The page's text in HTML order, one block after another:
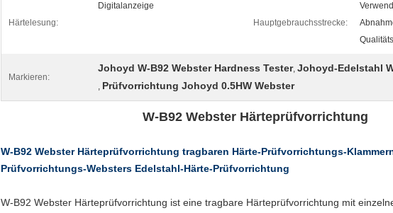
Härtelesung:
Digitalanzeige
Hauptgebrauchsstrecke:
Markieren:
Johoyd W-B92 Webster Hardness Tester, Johoyd-Edelstahl
, Prüfvorrichtung Johoyd 0.5HW Webster
W-B92 Webster Härteprüfvorrichtung
W-B92 Webster Härteprüfvorrichtung tragbaren Härte-Prüfvorrichtungs-
Prüfvorrichtungs-Websters Edelstahl-Härte-Prüfvorrichtung
W-B92 Webster Härteprüfvorrichtung ist eine tragbare Härteprüfvorrichtung mit